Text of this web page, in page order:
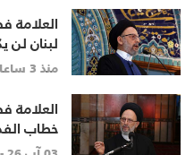
العلامة
لبنان
وخرج
منذ 3 ساعات
العلامة
خطاب
مصلحة